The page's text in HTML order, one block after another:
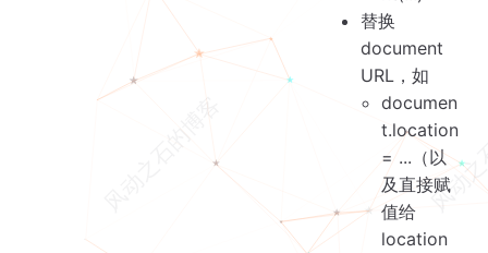
替换
document
URL，如
documen
t.location
= ...（以
及直接赋
值给
location